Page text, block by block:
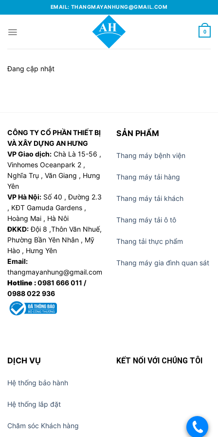
to
EMAIL: THANGMAYANHUNG@GMAIL.COM
0
Đang cập nhật
CÔNG TY CỔ PHẦN THIẾT BỊ
VÀ XÂY DỰNG AN HƯNG
VP Giao dịch: Chà Là 15-56 ,
Vinhomes Oceanpark 2 ,
Nghĩa Trụ , Văn Giang , Hưng
Yên
VP Hà Nội: Số 40 , Đường 2.3
, KĐT Gamuda Gardens ,
Hoàng Mai , Hà Nôi
ĐKKD:Đội 8 ,Thôn Văn Nhuế,
Phường Bần Yên Nhân , Mỹ
Hào , Hưng Yên
Email:
thangmayanhung@gmail.com
Hotline :0981 666 011 /
0988 022 936
SẢN PHẨM
Thang máy bệnh viện
Thang máy tải hàng
Thang máy tải khách
Thang máy tải ô tô
Thang tải thực phẩm
Thang máy gia đình quan sát
DỊCH VỤ
Hệ thống bảo hành
Hệ thống lắp đặt
Chăm sóc Khách hàng
KẾT NỐI VỚI CHÚNG TÔI
.